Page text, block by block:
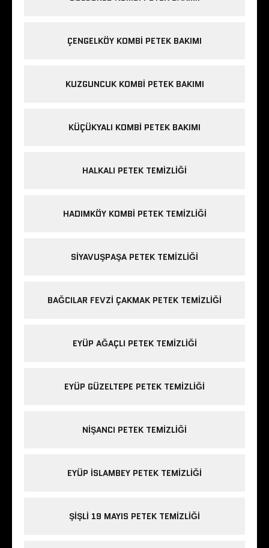
ÇENGELKÖY KOMBI PETEK BAKIMI
KUZGUNCUK KOMBI PETEK BAKIMI
KÜÇÜKYALI KOMBI PETEK BAKIMI
HALKALI PETEK TEMIZLIĞI
HADIMKÖY KOMBI PETEK TEMIZLIĞI
SIYAVUŞPAŞA PETEK TEMIZLIĞI
BAĞCILAR FEVZI ÇAKMAK PETEK TEMIZLIĞI
EYÜP AĞAÇLI PETEK TEMIZLIĞI
EYÜP GÜZELTEPE PETEK TEMIZLIĞI
NIŞANCI PETEK TEMIZLIĞI
EYÜP ISLAMBEY PETEK TEMIZLIĞI
ŞIŞLI 19 MAYIS PETEK TEMIZLIĞI